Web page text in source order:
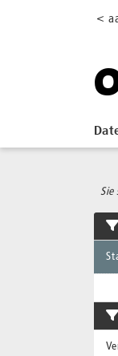
<
Sie